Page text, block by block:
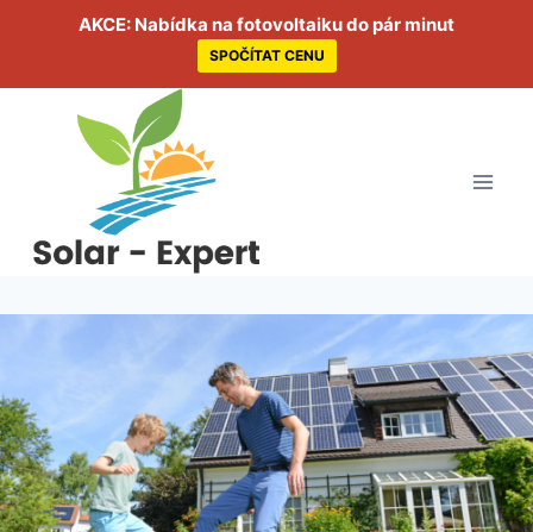
AKCE: Nabídka na fotovoltaiku do pár minut
SPOČÍTAT CENU